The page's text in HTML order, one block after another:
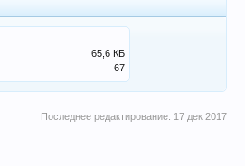
65,6 КБ
67
Последнее редактирование: 17 дек 2017